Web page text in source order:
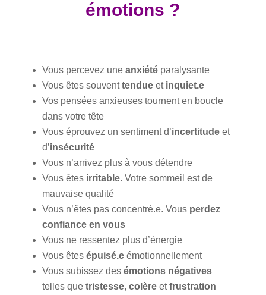
émotions ?
Vous percevez une anxiétéparalysante
Vous êtes souventtendueet inquiet.e
Vos pensées anxieuses tournent en boucle
dans votre tête
Vous éprouvez un sentiment d’incertitudeet
d’insécurité
Vous n’arrivez plus à vous détendre
Vous êtes irritable. Votre sommeil est de
mauvaise qualité
Vous n’êtes pas concentré.e. Vous perdez
confiance en vous
Vous ne ressentez plus d’énergie
Vous êtes épuisé.eémotionnellement
Vous subissez des émotions négatives
telles que tristesse, colèreetfrustration